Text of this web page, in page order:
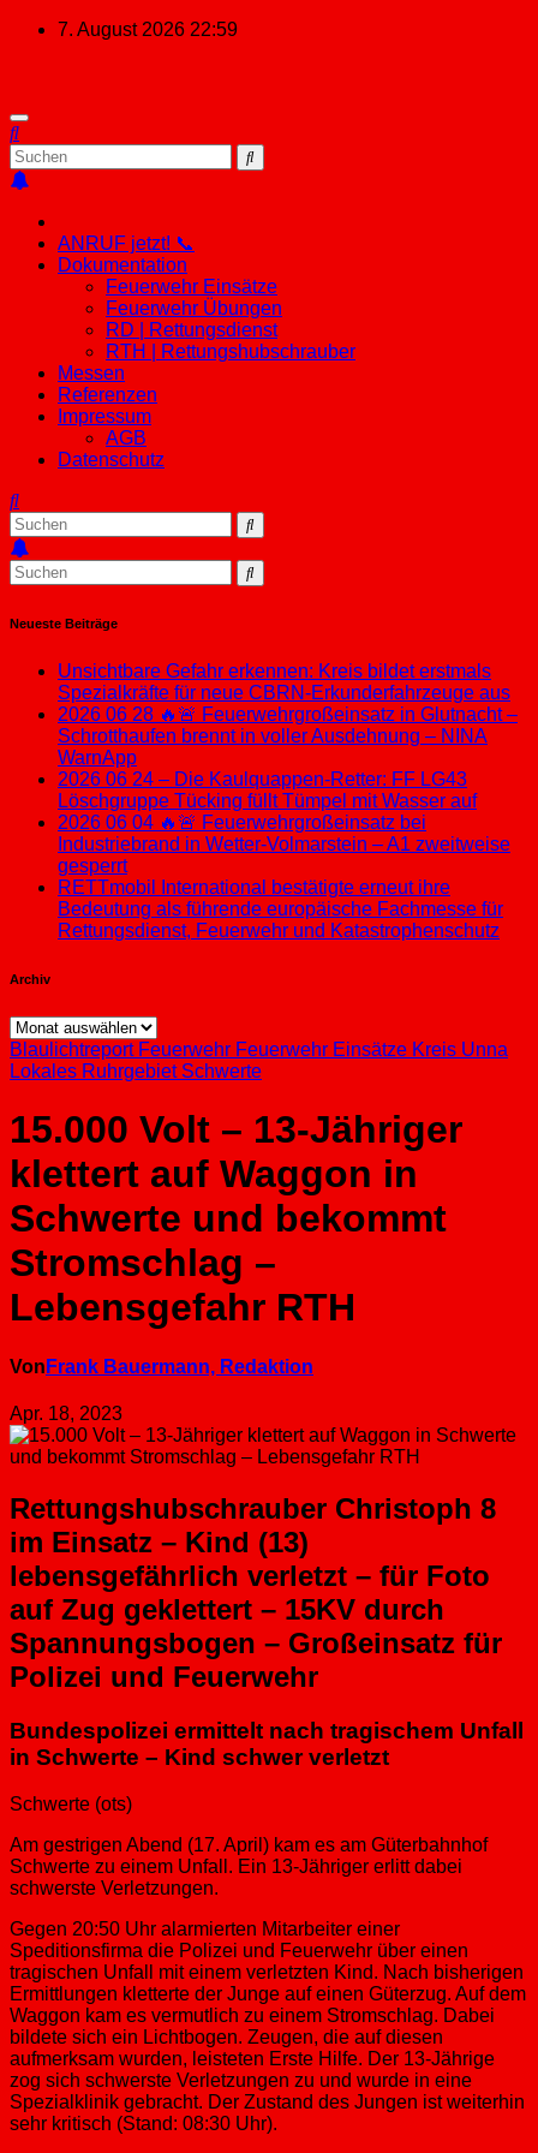
Zum
7. August 2026 22:59
ANRUF jetzt! 📞
Dokumentation
Feuerwehr Einsätze
Feuerwehr Übungen
RD | Rettungsdienst
RTH | Rettungshubschrauber
Messen
Referenzen
Impressum
AGB
Datenschutz
Neueste Beiträge
Unsichtbare Gefahr erkennen: Kreis bildet erstmals
Spezialkräfte für neue CBRN-Erkunderfahrzeuge aus
2026 06 28 🔥🚨 Feuerwehrgroßeinsatz in Glutnacht –
Schrotthaufen brennt in voller Ausdehnung – NINA
WarnApp
2026 06 24 – Die Kaulquappen-Retter: FF LG43
Löschgruppe Tücking füllt Tümpel mit Wasser auf
2026 06 04 🔥🚨 Feuerwehrgroßeinsatz bei
Industriebrand in Wetter-Volmarstein – A1 zweitweise
gesperrt
RETTmobil International bestätigte erneut ihre
Bedeutung als führende europäische Fachmesse für
Rettungsdienst, Feuerwehr und Katastrophenschutz
Archiv
Archiv
Blaulichtreport Feuerwehr Feuerwehr Einsätze Kreis Unna
Lokales Ruhrgebiet Schwerte
15.000 Volt – 13-Jähriger
klettert auf Waggon in
Schwerte und bekommt
Stromschlag –
Lebensgefahr RTH
Von Frank Bauermann, Redaktion
Apr. 18, 2023
Rettungshubschrauber Christoph 8
im Einsatz – Kind (13)
lebensgefährlich verletzt – für Foto
auf Zug geklettert – 15KV durch
Spannungsbogen – Großeinsatz für
Polizei und Feuerwehr
Bundespolizei ermittelt nach tragischem Unfall
in Schwerte – Kind schwer verletzt
Schwerte (ots)
Am gestrigen Abend (17. April) kam es am Güterbahnhof
Schwerte zu einem Unfall. Ein 13-Jähriger erlitt dabei
schwerste Verletzungen.
Gegen 20:50 Uhr alarmierten Mitarbeiter einer
Speditionsfirma die Polizei und Feuerwehr über einen
tragischen Unfall mit einem verletzten Kind. Nach bisherigen
Ermittlungen kletterte der Junge auf einen Güterzug. Auf dem
Waggon kam es vermutlich zu einem Stromschlag. Dabei
bildete sich ein Lichtbogen. Zeugen, die auf diesen
aufmerksam wurden, leisteten Erste Hilfe. Der 13-Jährige
zog sich schwerste Verletzungen zu und wurde in eine
Spezialklinik gebracht. Der Zustand des Jungen ist weiterhin
sehr kritisch (Stand: 08:30 Uhr).